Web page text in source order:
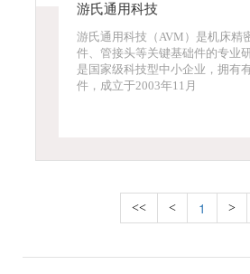
游氏通用科技
游氏通用科技（AVM）是机床精
件、管接头等关键基础件的专业
是国家级科技型中小企业，拥有
件，成立于2003年11月
<< < 1 >